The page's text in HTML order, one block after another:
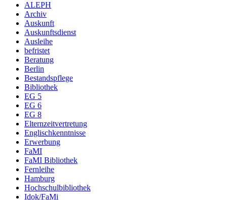
ALEPH
Archiv
Auskunft
Auskunftsdienst
Ausleihe
befristet
Beratung
Berlin
Bestandspflege
Bibliothek
EG 5
EG 6
EG 8
Elternzeitvertretung
Englischkenntnisse
Erwerbung
FaMI
FaMI Bibliothek
Fernleihe
Hamburg
Hochschulbibliothek
Idok/FaMi